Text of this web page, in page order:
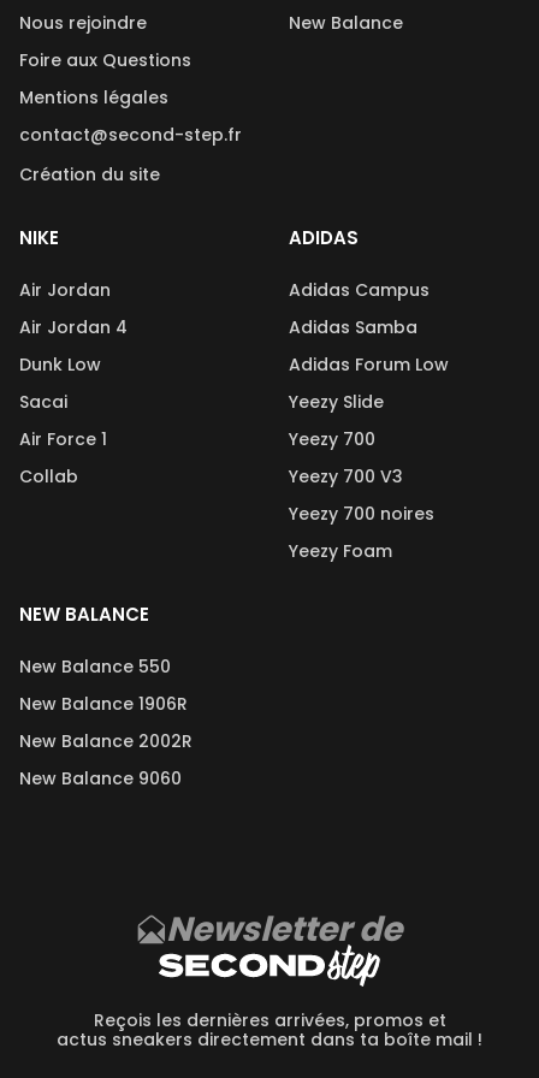
Nous rejoindre
Foire aux Questions
Mentions légales
contact@second-step.fr
Création du site
New Balance
NIKE
Air Jordan
Air Jordan 4
Dunk Low
Sacai
Air Force 1
Collab
ADIDAS
Adidas Campus
Adidas Samba
Adidas Forum Low
Yeezy Slide
Yeezy 700
Yeezy 700 V3
Yeezy 700 noires
Yeezy Foam
NEW BALANCE
New Balance 550
New Balance 1906R
New Balance 2002R
New Balance 9060
Newsletter de
Reçois les dernières arrivées, promos et
actus sneakers directement dans ta boîte mail !